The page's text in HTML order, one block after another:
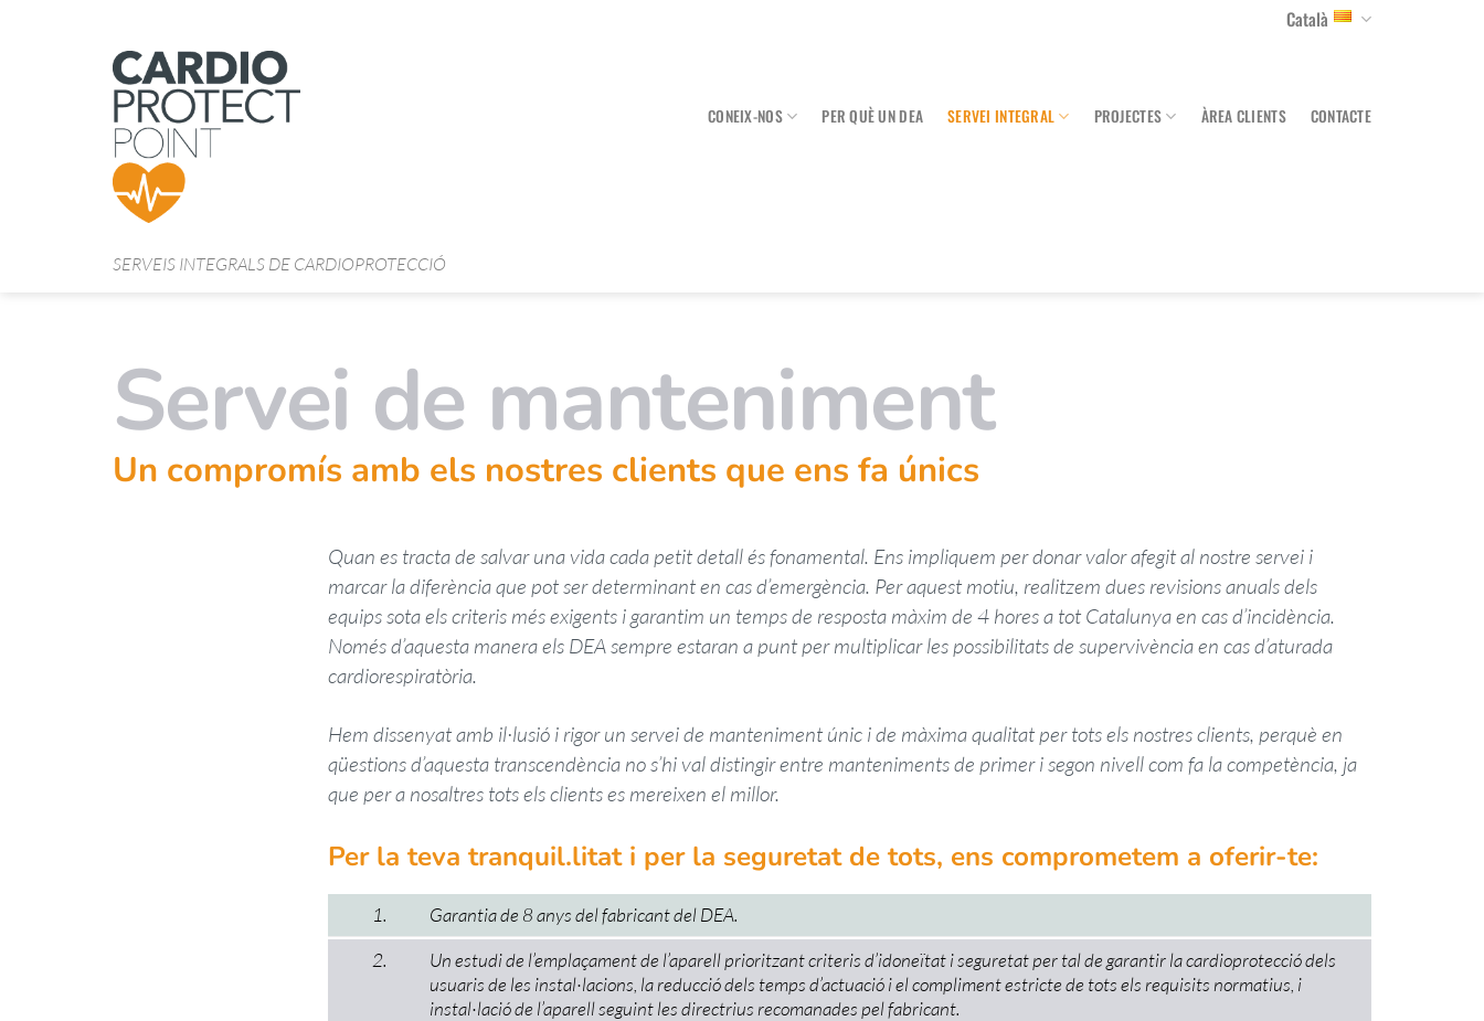
Català
CONEIX-NOS PER QUÈ UN DEA SERVEI INTEGRAL PROJECTES ÀREA CLIENTS CONTACTE
SERVEIS INTEGRALS DE CARDIOPROTECCIÓ
Servei de manteniment
Un compromís amb els nostres clients que ens fa únics
Quan es tracta de salvar una vida cada petit detall és fonamental. Ens impliquem per donar valor afegit al nostre servei i
marcar la diferència que pot ser determinant en cas d’emergència. Per aquest motiu, realitzem dues revisions anuals dels
equips sota els criteris més exigents i garantim un temps de resposta màxim de 4 hores a tot Catalunya en cas d’incidència.
Només d’aquesta manera els DEA sempre estaran a punt per multiplicar les possibilitats de supervivència en cas d’aturada
cardiorespiratòria.
Hem dissenyat amb il·lusió i rigor un servei de manteniment únic i de màxima qualitat per tots els nostres clients, perquè en
qüestions d’aquesta transcendència no s’hi val distingir entre manteniments de primer i segon nivell com fa la competència, ja
que per a nosaltres tots els clients es mereixen el millor.
Per la teva tranquil.litat i per la seguretat de tots, ens comprometem a oferir-te:
1.
Garantia de 8 anys del fabricant del DEA.
2.
Un estudi de l’emplaçament de l’aparell prioritzant criteris d’idoneïtat i seguretat per tal de garantir la cardioprotecció dels
usuaris de les instal·lacions, la reducció dels temps d’actuació i el compliment estricte de tots els requisits normatius, i
instal·lació de l’aparell seguint les directrius recomanades pel fabricant.